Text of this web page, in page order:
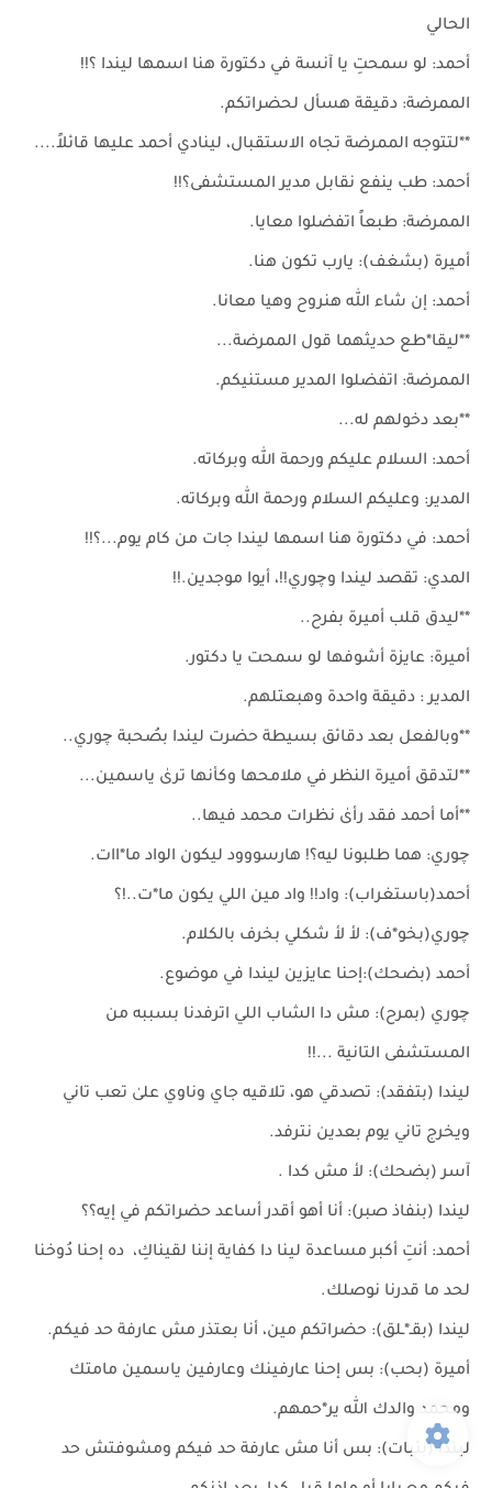
الحالي
أحمد: لو سمحتِ يا آنسة في دكتورة هنا اسمها ليندا ؟!!
الممرضة: دقيقة هسأل لحضراتكم.
**لتتوجه الممرضة تجاه الاستقبال، لينادي أحمد عليها قائلاً....
أحمد: طب ينفع نقابل مدير المستشفى؟!!
الممرضة: طبعاً اتفضلوا معايا.
أميرة (بشغف): يارب تكون هنا.
أحمد: إن شاء ﷲ هنروح وهيا معانا.
**ليقا*طع حديثهما قول الممرضة...
الممرضة: اتفضلوا المدير مستنيكم.
**بعد دخولهم له...
أحمد: السلام عليكم ورحمة ﷲ وبركاته.
المدير: وعليكم السلام ورحمة ﷲ وبركاته.
أحمد: في دكتورة هنا اسمها ليندا جات من كام يوم...؟!!
المدي: تقصد ليندا وچوري!!، أيوا موجدين.!!
**ليدق قلب أميرة بفرح..
أميرة: عايزة أشوفها لو سمحت يا دكتور.
المدير : دقيقة واحدة وهبعتلهم.
**وبالفعل بعد دقائق بسيطة حضرت ليندا بصُحبة چوري..
**لتدقق أميرة النظر في ملامحها وكأنها ترىٰ ياسمين...
**أما أحمد فقد رأىٰ نظرات محمد فيها..
چوري: هما طلبونا ليه؟! هارسووود ليكون الواد ما*اات.
أحمد(باستغراب): واد!! واد مين اللي يكون ما*ت..!؟
چوري(بخو*ف): لأ لأ شكلي بخرف بالكلام.
أحمد (بضحك):إحنا عايزين ليندا في موضوع.
چوري (بمرح): مش دا الشاب اللي اترفدنا بسببه من
المستشفى التانية ...!!
ليندا (بتفقد): تصدقي هو، تلاقيه جاي وناوي علىٰ تعب تاني
ويخرج تاني يوم بعدين نترفد.
آسر (بضحك): لأ مش كدا .
ليندا (بنفاذ صبر): أنا أهو أقدر أساعد حضراتكم في إيه؟؟
أحمد: أنتِ أكبر مساعدة لينا دا كفاية إننا لقيناكِ، ده إحنا دُوخنا
لحد ما قدرنا نوصلك.
ليندا (بقـ*ـلق): حضراتكم مين، أنا بعتذر مش عارفة حد فيكم.
أميرة (بحب): بس إحنا عارفينك وعارفين ياسمين مامتك
ومحمد والدك ﷲ ير*حمهم.
ليندا (بثبات): بس أنا مش عارفة حد فيكم ومشوفتش حد